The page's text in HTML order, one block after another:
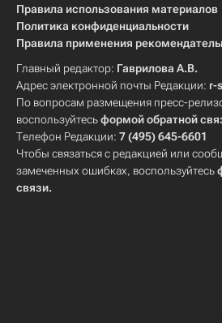
Правила использования материалов
Политика конфиденциальности
Правила применения
Главный редактор: Гаврилова А.В.
Адрес электронной почты Редакции: r-
По вопросам размещения пресс-
воспользуйтесьформой обратной
Телефон Редакции: 7 (495) 645-6601
Чтобы связаться с редакцией или
замеченных ошибках, воспользуйтесь
связи.